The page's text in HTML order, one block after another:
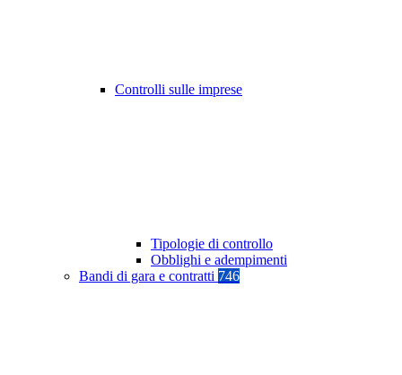
Controlli sulle imprese
Tipologie di controllo
Obblighi e adempimenti
Bandi di gara e contratti 746